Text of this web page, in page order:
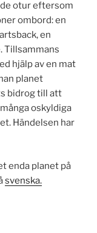
otur eftersom
ombord: en
en
Tillsammans
hjälp av en mat
planet
bidrog till att
oskyldiga
Händelsen har
enda planet på
svenska.